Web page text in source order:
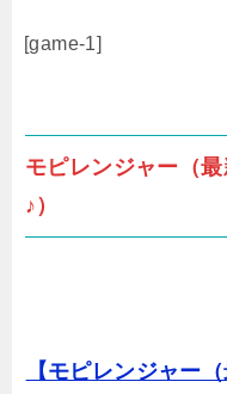
[game-1]
モピレンジャー（
♪）
【モピレンジャー